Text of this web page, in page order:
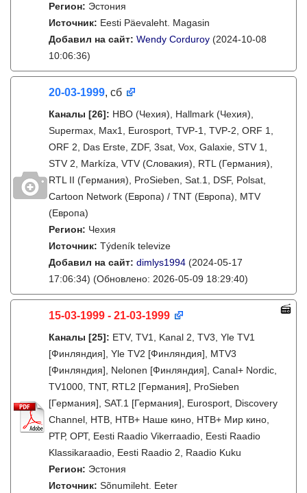
Регион: Эстония
Источник: Eesti Päevaleht. Magasin
Добавил на сайт: Wendy Corduroy (2024-10-08
10:06:36)
20-03-1999, сб
Каналы [26]: HBO (Чехия), Hallmark (Чехия),
Supermax, Max1, Eurosport, TVP-1, TVP-2, ORF 1,
ORF 2, Das Erste, ZDF, 3sat, Vox, Galaxie, STV 1,
STV 2, Markíza, VTV (Словакия), RTL (Германия),
RTL II (Германия), ProSieben, Sat.1, DSF, Polsat,
Cartoon Network (Европа) / TNT (Европа), MTV
(Европа)
Регион: Чехия
Источник: Týdeník televize
Добавил на сайт: dimlys1994 (2024-05-17
17:06:34) (Обновлено: 2026-05-09 18:29:40)
15-03-1999 - 21-03-1999
Каналы [25]: ETV, TV1, Kanal 2, TV3, Yle TV1
[Финляндия], Yle TV2 [Финляндия], MTV3
[Финляндия], Nelonen [Финляндия], Canal+ Nordic,
TV1000, TNT, RTL2 [Германия], ProSieben
[Германия], SAT.1 [Германия], Eurosport, Discovery
Channel, НТВ, НТВ+ Наше кино, НТВ+ Мир кино,
РТР, ОРТ, Eesti Raadio Vikerraadio, Eesti Raadio
Klassikaraadio, Eesti Raadio 2, Raadio Kuku
Регион: Эстония
Источник: Sõnumileht. Eeter